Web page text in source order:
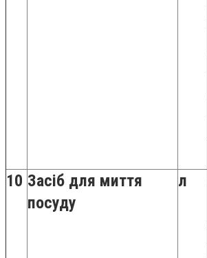
10 Засіб для миття
посуду
л